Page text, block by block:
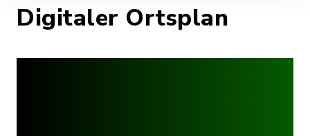
Digitaler Ortsplan